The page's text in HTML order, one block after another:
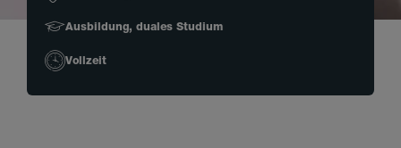
Ausbildung, duales Studium
Vollzeit